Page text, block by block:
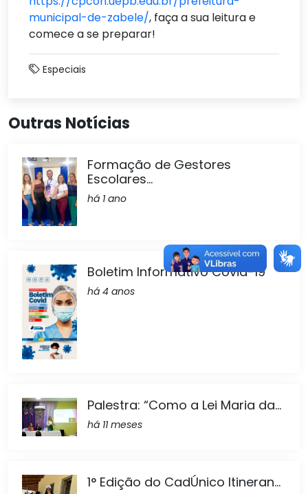
municipal-de-zabele/, faça a sua leitura e
comece a se preparar!
Especiais
Outras Notícias
Formação de Gestores
Escolares...
há 1 ano
Boletim Informativo Covid-19
há 4 anos
Palestra: “Como a Lei Maria da...
há 11 meses
1° Edição do CadÚnico Itineran...